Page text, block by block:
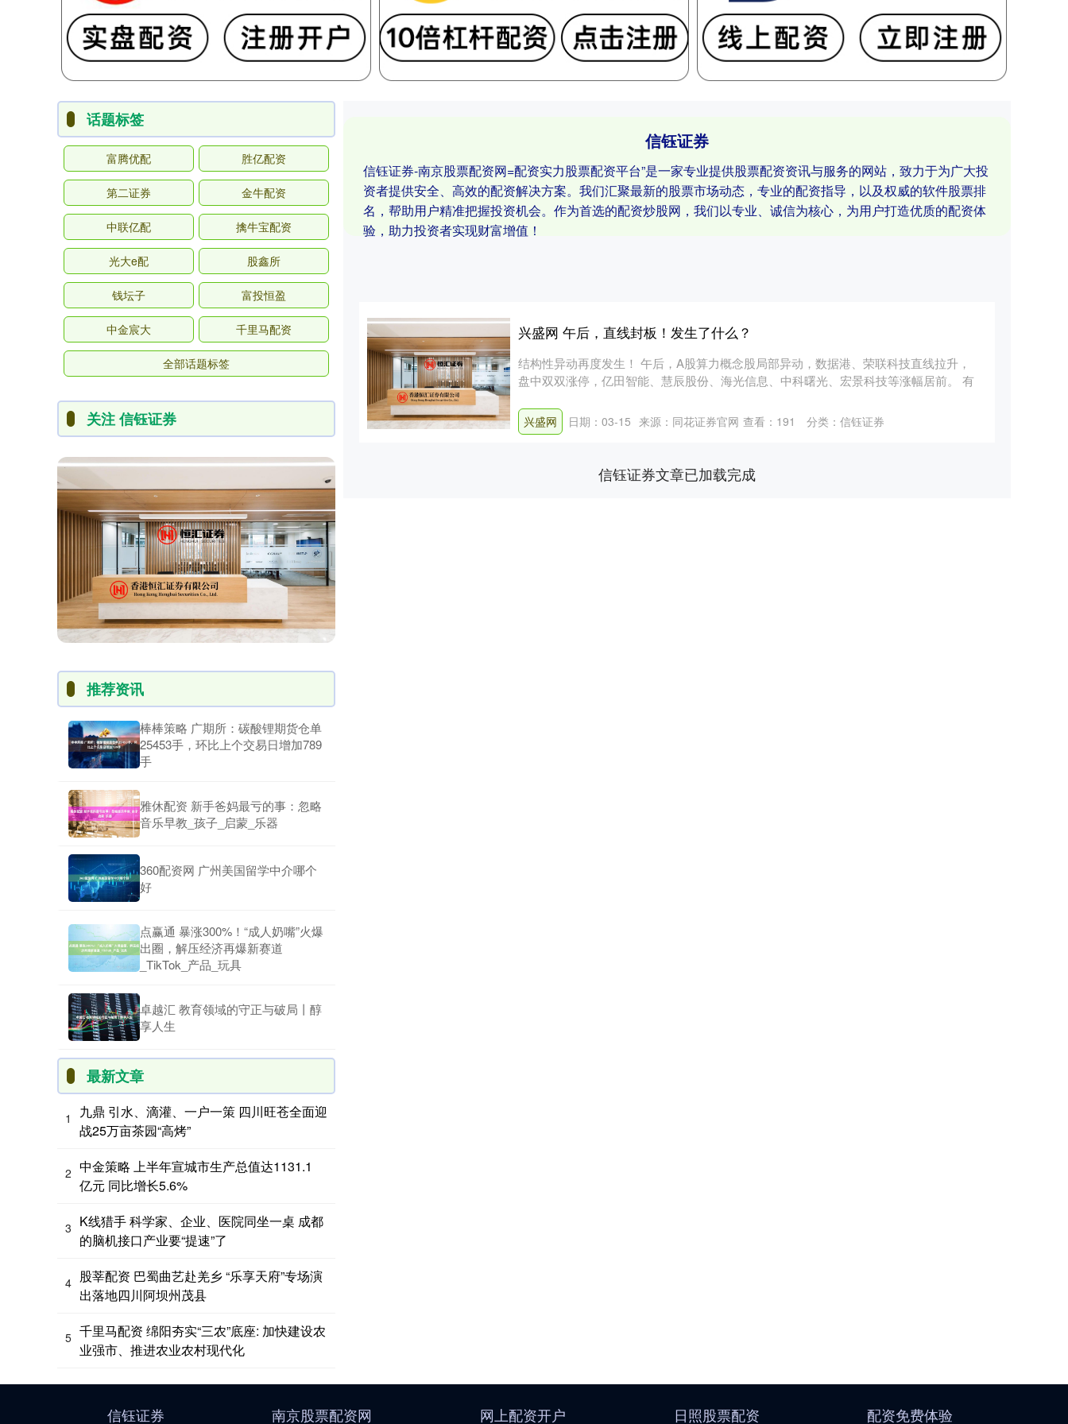
信钰证券
信钰证券-南京股票配资网=配资实力股票配资平台”是一家专业提供股票配资资讯与服务的网站，致力于为广大投
资者提供安全、高效的配资解决方案。我们汇聚最新的股票市场动态，专业的配资指导，以及权威的软件股票排
名，帮助用户精准把握投资机会。作为首选的配资炒股网，我们以专业、诚信为核心，为用户打造优质的配资体
验，助力投资者实现财富增值！
兴盛网 午后，直线封板！发生了什么？
结构性异动再度发生！ 午后，A股算力概念股局部异动，数据港、荣联科技直线拉升，
盘中双双涨停，亿田智能、慧辰股份、海光信息、中科曙光、宏景科技等涨幅居前。 有
兴盛网 日期：03-15 来源：同花证券官网 查看： 191 分类： 信钰证券
信钰证券文章已加载完成
话题标签
富腾优配 胜亿配资
第二证券 金牛配资
中联亿配 擒牛宝配资
光大e配 股鑫所
钱坛子 富投恒盈
中金宸大 千里马配资
全部话题标签
关注 信钰证券
推荐资讯
棒棒策略 广期所：碳酸锂期货仓单
25453手，环比上个交易日增加789
手
雅休配资 新手爸妈最亏的事：忽略
音乐早教_孩子_启蒙_乐器
360配资网 广州美国留学中介哪个
好
点赢通 暴涨300%！“成人奶嘴”火爆
出圈，解压经济再爆新赛道
_TikTok_产品_玩具
卓越汇 教育领域的守正与破局丨醇
享人生
最新文章
1
九鼎 引水、滴灌、一户一策 四川旺苍全面迎
战25万亩茶园“高烤”
2 中金策略 上半年宣城市生产总值达1131.1
亿元 同比增长5.6%
3 K线猎手 科学家、企业、医院同坐一桌 成都
的脑机接口产业要“提速”了
4 股莘配资 巴蜀曲艺赴羌乡 “乐享天府”专场演
出落地四川阿坝州茂县
5 千里马配资 绵阳夯实“三农”底座: 加快建设农
业强市、推进农业农村现代化
信钰证券 南京股票配资网 网上配资开户 日照股票配资 配资免费体验